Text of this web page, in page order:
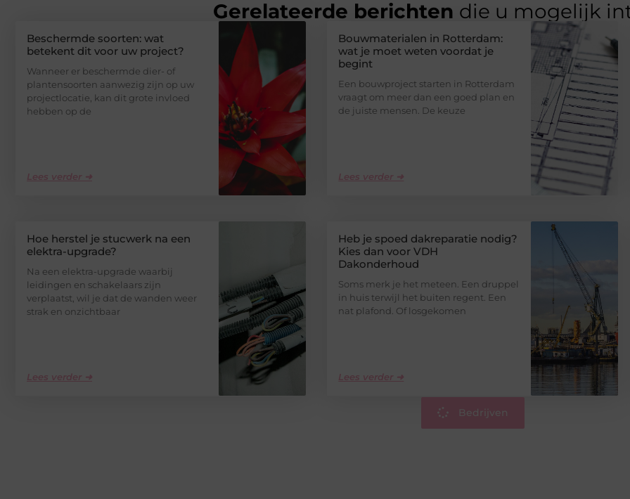
Gerelateerde berichten die u mogelijk
Beschermde soorten: wat
betekent dit voor uw project?
Wanneer er beschermde dier- of
plantensoorten aanwezig zijn op uw
projectlocatie, kan dit grote invloed
hebben op de
Lees verder ➜
Bouwmaterialen in Rotterdam:
wat je moet weten voordat je
begint
Een bouwproject starten in Rotterdam
vraagt om meer dan een goed plan en
de juiste mensen. De keuze
Lees verder ➜
Hoe herstel je stucwerk na een
elektra-upgrade?
Na een elektra-upgrade waarbij
leidingen en schakelaars zijn
verplaatst, wil je dat de wanden weer
strak en onzichtbaar
Lees verder ➜
Heb je spoed dakreparatie nodig?
Kies dan voor VDH
Dakonderhoud
Soms merk je het meteen. Een druppel
in huis terwijl het buiten regent. Een
nat plafond. Of losgekomen
Lees verder ➜
Bedrijven